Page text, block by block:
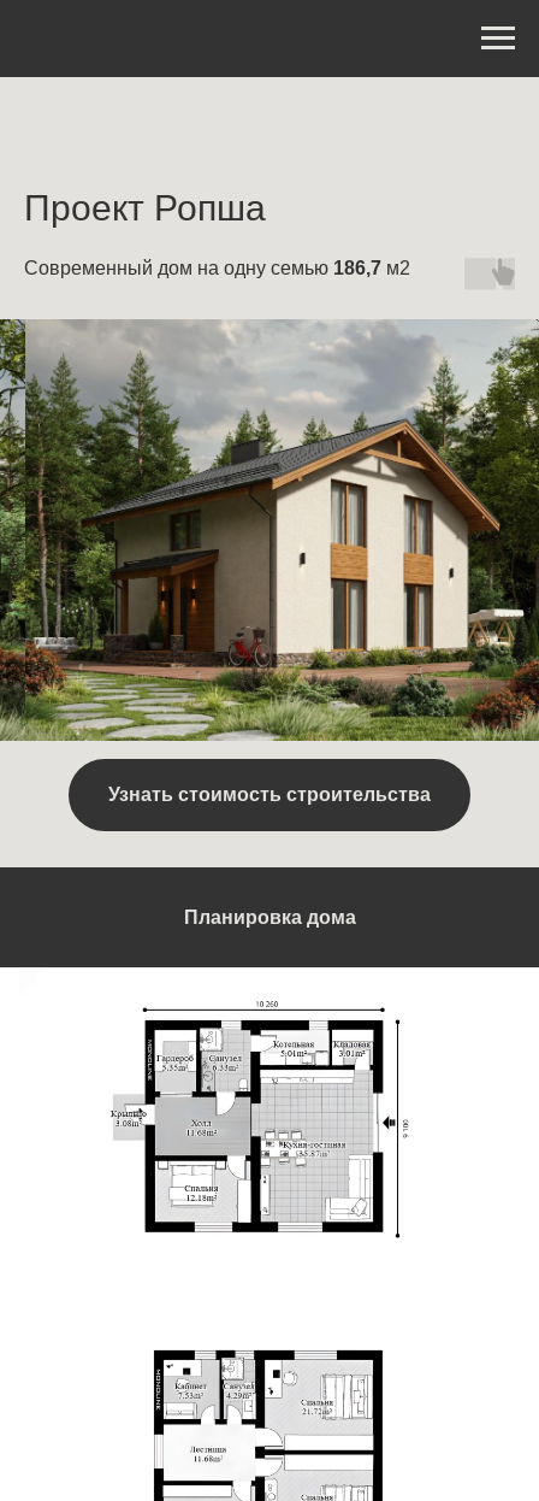
Проект Ропша
Современный дом на одну семью 186,7 м2
Узнать стоимость строительства
Планировка дома